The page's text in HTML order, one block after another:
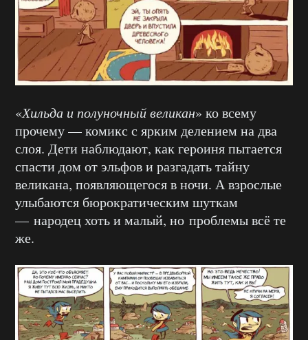
«Хильда и полуночный великан» ко всему
прочему — комикс с ярким делением на два
слоя. Дети наблюдают, как героиня пытается
спасти дом от эльфов и разгадать тайну
великана, появляющегося в ночи. А взрослые
улыбаются бюрократическим шуткам
— народец хоть и малый, но проблемы всё те
же.